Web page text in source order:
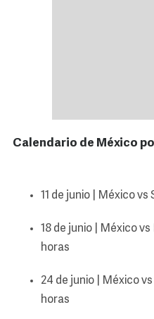
Calendario de México
11 de junio | México
18 de junio | México
horas
24 de junio | México
horas